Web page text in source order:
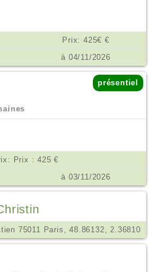
Prix: 425€ €
à 04/11/2026
présentiel
Prix : 425 €
à 03/11/2026
75011 Paris, 48.86132, 2.36810